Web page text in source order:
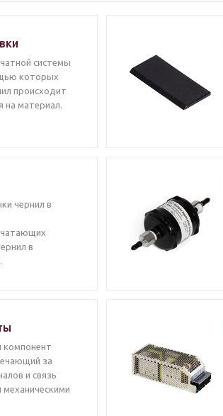
системы
которых
происходит
на материал.
чернил в
в
компонент
за
и связь